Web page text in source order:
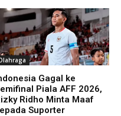
Gagal ke
Piala AFF 2026,
Ridho Minta Maaf
Suporter